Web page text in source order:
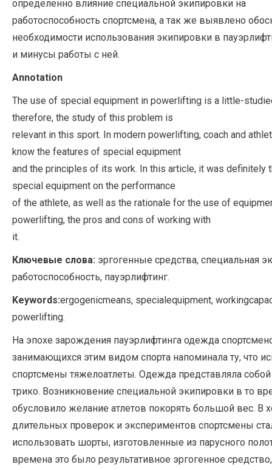
определенно влияние специальной экипировки на
работоспособность спортсмена, а так же выявлено
необходимости использования экипировки в
и минусы работы с ней.
Annotation
The use of special equipment in powerlifting is a little-
therefore, the study of this problem is
relevant in this sport. In modern powerlifting, coach and
know the features of special equipment
and the principles of its work. In this article, it was definitely
special equipment on the performance
of the athlete, as well as the rationale for the use of
powerlifting, the pros and cons of working with
it.
Ключевые слова: эргогенные средства, специальная
работоспособность, пауэрлифтинг.
Keywords:ergogenicmeans, specialequipment,
powerlifting.
На эпохе зарождения пауэрлифтинга одежда
занимающихся этим видом спорта напоминала ту, что
спортсмены тяжелоатлеты. Одежда представляла
трико. Возникновение специальной экипировки в то
обусловило желание атлетов покорять большой вес. В
длительных проверок и экспериментов спортсмены
использовать шорты, изготовленные из парусного
времена это было результативное эргогенное